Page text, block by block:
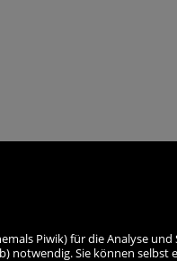
Piwik) für die Analyse
notwendig. Sie können